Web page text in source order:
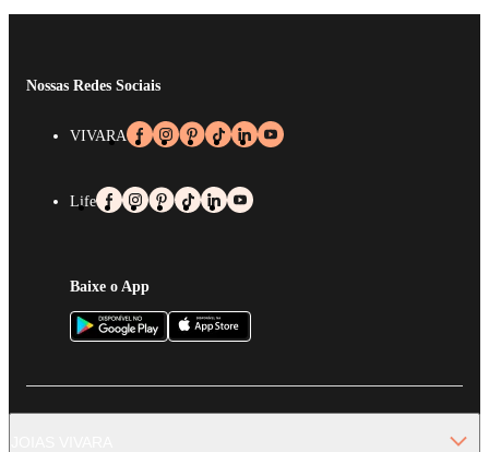
Nossas Redes Sociais
VIVARA
Life
Baixe o App